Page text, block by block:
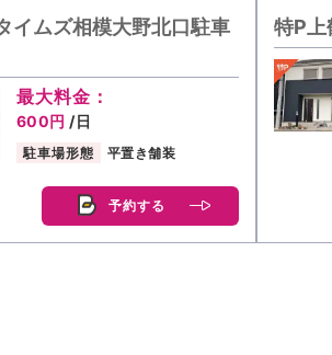
イムズ相模大野北口駐車
最大料金：
600円 /日
駐車場形態 平置き舗装
予約する
特P上